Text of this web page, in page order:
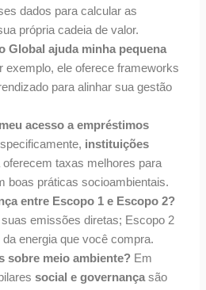
dados para calcular as
própria cadeia de valor.
Global ajuda minha pequena
exemplo, ele oferece frameworks
para alinhar sua gestão
acesso a empréstimos
instituições
oferecem taxas melhores para
boas práticas socioambientais.
entre Escopo 1 e Escopo 2?
emissões diretas; Escopo 2
energia que você compra.
sobre meio ambiente? Em
social e governança são